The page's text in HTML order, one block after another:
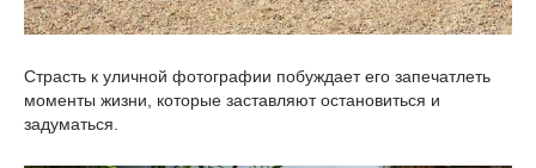
Страсть к уличной фотографии побуждает его запечатлеть
моменты жизни, которые заставляют остановиться и
задуматься.